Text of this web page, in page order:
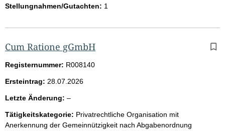
Stellungnahmen/Gutachten: 1
Cum Ratione gGmbH
Registernummer: R008140
Ersteintrag: 28.07.2026
Letzte Änderung: –l
e
r
Tätigkeitskategorie: Privatrechtliche Organisation mit
Anerkennung der Gemeinnützigkeit nach Abgabenordnung